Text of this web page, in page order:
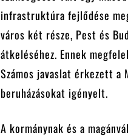
infrastruktúra fejlődése
város két része, Pest és
átkeléséhez. Ennek
Számos javaslat érkezett
beruházásokat igényelt.
A kormánynak és a